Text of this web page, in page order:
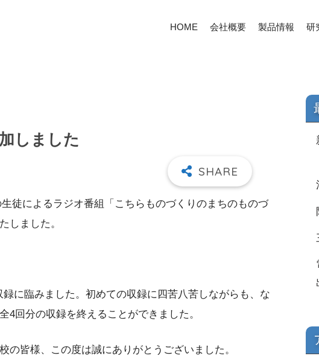
HOME 会社概要 製品情報 研
しました
徒によるラジオ番組「こちらものづくりのまちのものづ
しました。
に臨みました。初めての収録に四苦八苦しながらも、な
4回分の収録を終えることができました。
の皆様、この度は誠にありがとうございました。